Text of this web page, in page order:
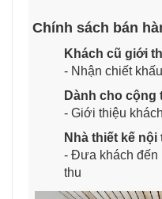
Chính sách bán
Khách cũ giới
- Nhận chiết
Dành cho cộng
- Giới thiệu
Nhà thiết kế
- Đưa khách đến
thu